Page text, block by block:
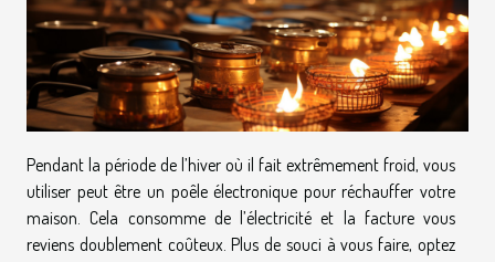
Pendant la période de l’hiver où il fait extrêmement froid, vous
utiliser peut être un poêle électronique pour réchauffer votre
maison. Cela consomme de l’électricité et la facture vous
reviens doublement coûteux. Plus de souci à vous faire, optez